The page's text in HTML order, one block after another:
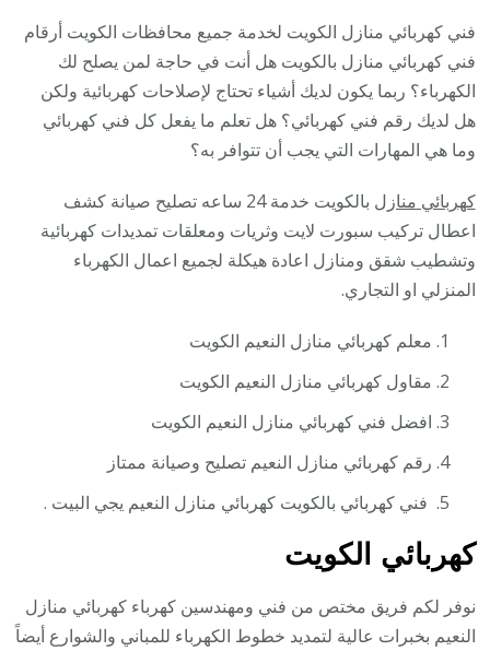
فني كهربائي منازل الكويت لخدمة جميع محافظات الكويت أرقام
فني كهربائي منازل بالكويت هل أنت في حاجة لمن يصلح لك
الكهرباء؟ ربما يكون لديك أشياء تحتاج لإصلاحات كهربائية ولكن
هل لديك رقم فني كهربائي؟ هل تعلم ما يفعل كل فني كهربائي
وما هي المهارات التي يجب أن تتوافر به؟
كهربائي منازل
بالكويت خدمة 24 ساعه تصليح صيانة كشف
اعطال تركيب سبورت لايت وثريات ومعلقات تمديدات كهربائية
وتشطيب شقق ومنازل اعادة هيكلة لجميع اعمال الكهرباء
المنزلي او التجاري.
معلم كهربائي منازل النعيم الكويت
مقاول كهربائي منازل النعيم الكويت
افضل فني كهربائي منازل النعيم الكويت
رقم كهربائي منازل النعيم تصليح وصيانة ممتاز
فني كهربائي بالكويت كهربائي منازل النعيم يجي البيت .
كهربائي الكويت
نوفر لكم فريق مختص من فني ومهندسين كهرباء كهربائي منازل
النعيم بخبرات عالية لتمديد خطوط الكهرباء للمباني والشوارع أيضاً